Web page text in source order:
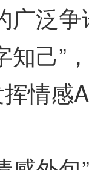
广泛
知己”
情感